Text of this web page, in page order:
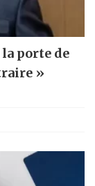
porte de
»